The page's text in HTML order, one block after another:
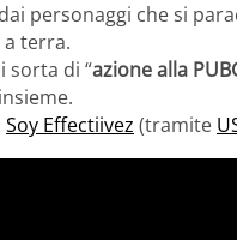
personaggi che si
terra.
sorta di “azione alla
Soy Effectiivez (tramite